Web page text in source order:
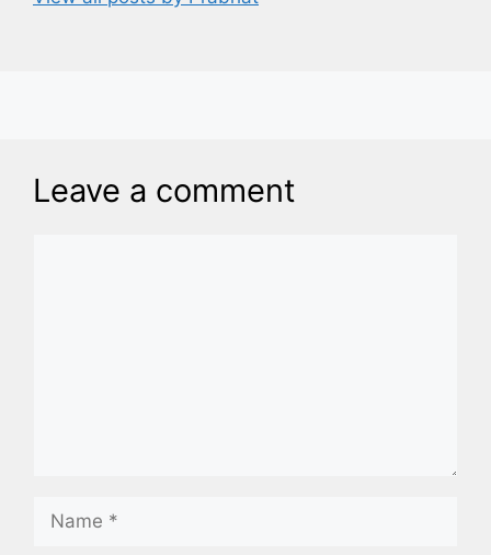
Leave a comment
Name